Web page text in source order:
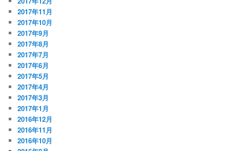
2017年11月
2017年10月
2017年9月
2017年8月
2017年7月
2017年6月
2017年5月
2017年4月
2017年3月
2017年1月
2016年12月
2016年11月
2016年10月